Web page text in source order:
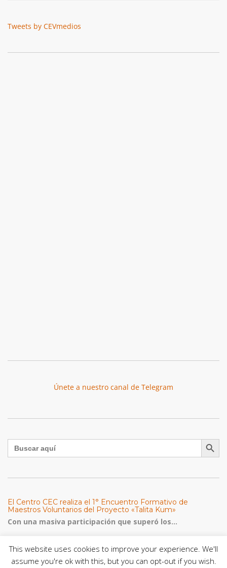
Tweets by CEVmedios
Únete a nuestro canal de Telegram
Buscar: Botón de
El Centro CEC realiza el 1° Encuentro Formativo de
Maestros Voluntarios del Proyecto «Talita Kum»
Con una masiva participación que superó los...
León XIV a los comunicadores católicos: «Promuevan una
comunicación al servicio del bien común y la dignidad
humana»
This website uses cookies to improve your experience. We'll
assume you're ok with this, but you can opt-out if you wish.